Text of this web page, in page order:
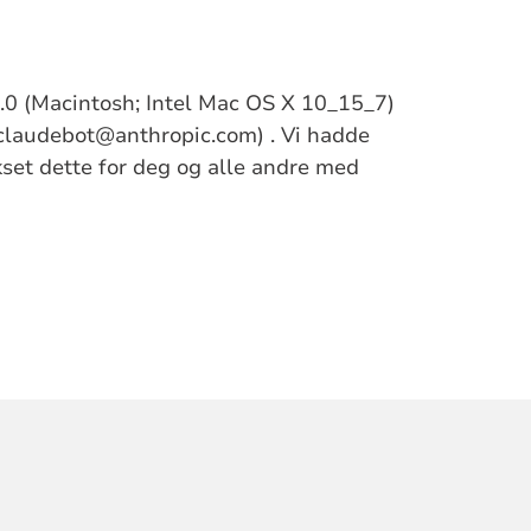
Intel Mac OS X 10_15_7)
. Vi hadde
dette for deg og alle andre med